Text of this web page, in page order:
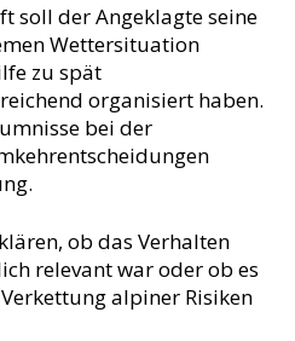
soll der Angeklagte seine
Wettersituation
zu spät
organisiert haben.
bei der
ob das Verhalten
relevant war oder ob es
alpiner Risiken